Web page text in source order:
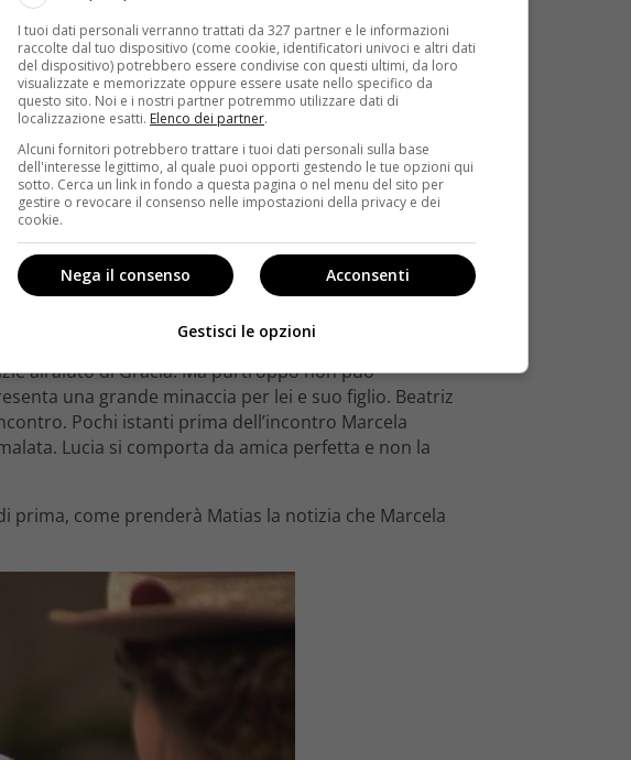
cercare di curare Raimundo. Adela riesce a
all’aiuto di Gracia. Ma purtroppo non può
una grande minaccia per lei e suo figlio. Beatriz
Pochi istanti prima dell’incontro Marcela
Lucia si comporta da amica perfetta e non la
prima, come prenderà Matias la notizia che Marcela
I tuoi dati personali verranno trattati da 327 partner e le informazioni
raccolte dal tuo dispositivo (come cookie, identificatori univoci e altri dati
del dispositivo) potrebbero essere condivise con questi ultimi, da loro
visualizzate e memorizzate oppure essere usate nello specifico da
questo sito. Noi e i nostri partner potremmo utilizzare dati di
localizzazione esatti. Elenco dei partner.
Alcuni fornitori potrebbero trattare i tuoi dati personali sulla base
dell'interesse legittimo, al quale puoi opporti gestendo le tue opzioni qui
sotto. Cerca un link in fondo a questa pagina o nel menu del sito per
gestire o revocare il consenso nelle impostazioni della privacy e dei
cookie.
Acconsenti
Nega il consenso
Gestisci le opzioni